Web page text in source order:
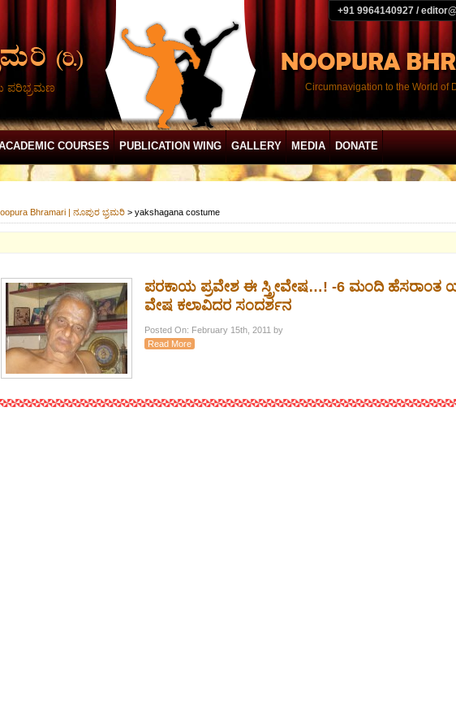
+91 9964140927 /
ಪರಿಭ್ರಮಣ Circumnavigation to the World of
COURSES PUBLICATION WING GALLERY MEDIA DONATE
Bhramari | ನೂಪುರ ಭ್ರಮರಿ > yakshagana costume
ಪರಕಾಯ ಪ್ರವೇಶ ಈ ಸ್ತ್ರೀವೇಷ…! -6 ಮಂದಿ ಹೆಸರಾಂತ
ವೇಷ ಕಲಾವಿದರ ಸಂದರ್ಶನ
Posted On: February 15th, 2011 by
Read More